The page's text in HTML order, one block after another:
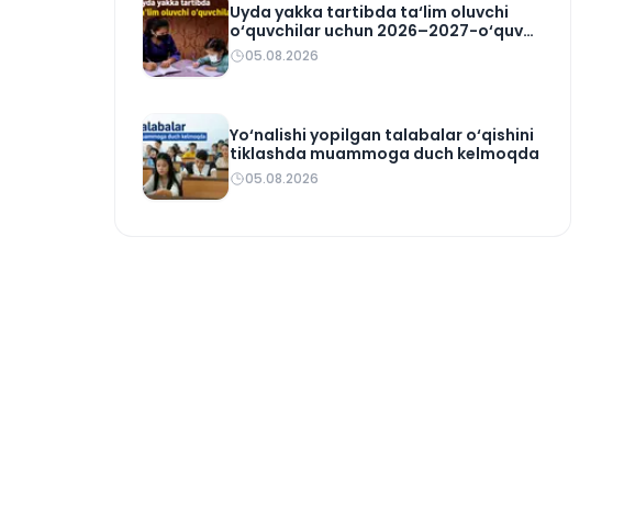
Uyda yakka tartibda ta‘lim oluvchi
o‘quvchilar uchun 2026–2027-o‘quv
rejasi tasdiqlandi
05.08.2026
Yo‘nalishi yopilgan talabalar o‘qishini
tiklashda muammoga duch kelmoqda
05.08.2026